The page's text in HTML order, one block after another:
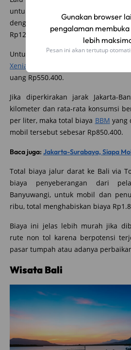
Gunakan browser
pengalaman membuka
lebih
Pesan ini akan tertutup
untuk perjalanan tersebut?
dengan BBM RON 92 jenis
Rp12.800, berlaku di Pulau Jawa dan
Untuk mobilToyota All New Avanza
Xenia
dengan kapasitas tangki
uang Rp550.400.
Jika diperkirakan jarak Jakarta-
kilometer dan rata-rata konsumsi
per liter, maka total biaya BBM yang
mobil tersebut sebesar Rp850.400.
Baca juga: Jakarta-Surabaya, Siapa
Total biaya jalur darat ke Bali via
biaya penyeberangan dari
Banyuwangi, untuk mobil dan
ribu, total menghabiskan biaya
Biaya ini jelas lebih murah jika
rute non tol karena berpotensi
pasar tumpah atau adanya
Wisata Bali